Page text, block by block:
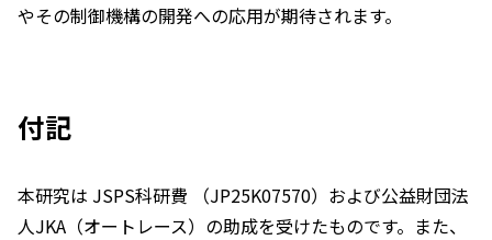
やその制御機構の開発への応用が期待されます。
付記
本研究は JSPS科研費 （JP25K07570）および公益財団法
人JKA（オートレース）の助成を受けたものです。また、